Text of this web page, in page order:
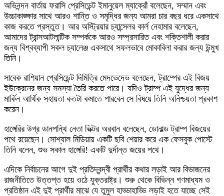
অভিনন্দন বার্তায় ফরাসি প্রেসিডেন্ট ইমানুয়েল ম্যাক্রোঁ বলেছেন, সম্মান এবং
উচ্চাকাঙ্ক্ষার সাথে আরও শান্তি ও সমৃদ্ধির জন্য আমরা চার বছর ধরে একসাথে
কাজ করতে প্রস্তুত। আর অস্ট্রিয়ার চ্যান্সেলর কার্ল নেহামার বলেছেন,
আমাদের ট্রান্সআটলান্টিক সম্পর্ককে আরও সম্প্রসারিত এবং শক্তিশালী করার
জন্য বিশ্বব্যাপী সকল চ্যালেঞ্জ একসাথে সফলভাবে মোকাবিলা করার জন্য উন্মুখ
তিনি।
সাবেক রাশিয়ান প্রেসিডেন্ট দিমিত্রি মেদভেদেভ বলেছেন, ট্রাম্পের এই বিজয়
ইউক্রেনের জন্য সমস্যা তৈরি করতে পারে। যদিও ট্রাম্প এই যুদ্ধের জন্য
মার্কিন আর্থিক সহায়তা কতটা কমাতে পারবেন সে বিষয়ে তিনি অনিশ্চয়তা প্রকাশ
করেন।
হাঙ্গেরির উগ্র ডানপন্থি নেতা ভিক্টর অরবান বলেছেন, ডোনাল্ড ট্রাম্প বিজয়ের
পথে রয়েছেন। সোশ্যাল মিডিয়ায় একটি ছবি শেয়ার করে এক ফেসবুক পোস্টে
তিনি বলেন, শুভ সকাল হাঙ্গেরি! একটি দুর্দান্ত জয়ের পথে।
এদিকে নির্বাচনের আগে দুই প্রতিদ্বন্দ্বী প্রার্থীর কথার লড়াই আর বিভাজনের
রাজনীতিতে উত্তপ্ত হয়ে ওঠে যুক্তরাষ্ট্র। শুরু থেকে বিভিন্ন গণমাধ্যম ও
প্রতিষ্ঠান এই দুই প্রার্থীর মাঝে যে তুমুল হাড্ডাহাড্ডি লড়াই হতে যাচ্ছে সেই